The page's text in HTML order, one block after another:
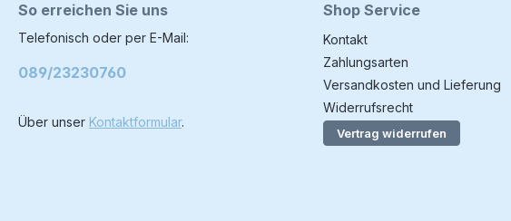
So erreichen Sie uns
Telefonisch oder per E-Mail:
089/23230760
Über unser Kontaktformular.
Shop Service
Kontakt
Zahlungsarten
Versandkosten und Lieferung
Widerrufsrecht
Vertrag widerrufen